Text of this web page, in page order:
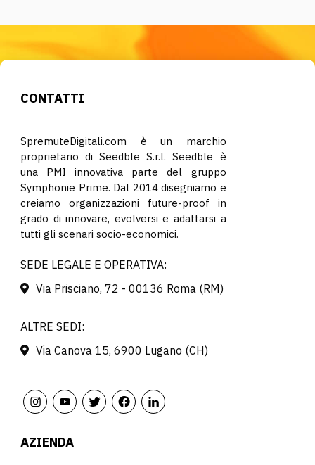
CONTATTI
SpremuteDigitali.com è un marchio
proprietario di Seedble S.r.l. Seedble è
una PMI innovativa parte del gruppo
Symphonie Prime. Dal 2014 disegniamo e
creiamo organizzazioni future-proof in
grado di innovare, evolversi e adattarsi a
tutti gli scenari socio-economici.
SEDE LEGALE E OPERATIVA:
Via Prisciano, 72 - 00136 Roma (RM)
ALTRE SEDI:
Via Canova 15, 6900 Lugano (CH)
AZIENDA